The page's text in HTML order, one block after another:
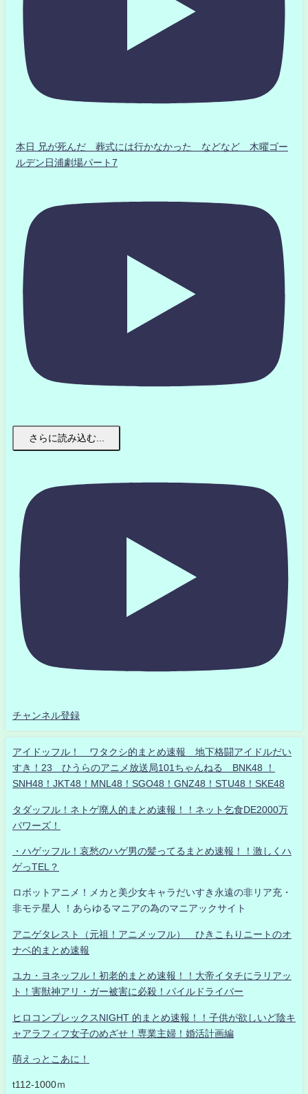
本日 兄が死んだ 葬式には行かなかった などなど 木曜ゴー
ルデン日浦劇場パート7
さらに読み込む...
チャンネル登録
アイドッフル！ ワタクシ的まとめ速報 地下格闘アイドルだい
すき！23 ひうらのアニメ放送局101ちゃんねる BNK48 ！
SNH48！JKT48！MNL48！SGO48！GNZ48！STU48！SKE48
タダッフル！ネトゲ廃人的まとめ速報！！ネット乞食DE2000万
パワーズ！
・ハゲッフル！哀愁のハゲ男の髪ってるまとめ速報！！激しくハ
ゲっTEL？
ロボットアニメ！メカと美少女キャラだいすき永遠の非リア充・
非モテ星人 ！あらゆるマニアの為のマニアックサイト
アニゲタレスト（元祖！アニメッフル） ひきこもりニートのオ
ナベ的まとめ速報
ユカ・ヨネッフル！初老的まとめ速報！！大帝イタチにラリアッ
ト！害獣神アリ・ガー被害に必殺！パイルドライバー
ヒロコンプレックスNIGHT 的まとめ速報！！子供が欲しいど陰キ
ャアラフィフ女子のめざせ！専業主婦！婚活計画編
萌えっとこあに！
t112-1000ｍ